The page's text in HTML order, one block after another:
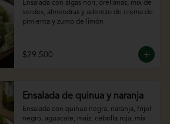
Ensalada con algas nori, orellanas, mix de
verdes, almendras y aderezo de crema de
pimienta y zumo de limón
$29.500
Ensalada de quinua y naranja
Ensalada con quinua negra, naranja, frijol
negro, aguacate, maíz, cebolla roja, mix